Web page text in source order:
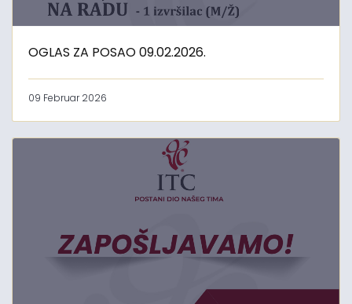
OGLAS ZA POSAO 09.02.2026.
09 Februar 2026